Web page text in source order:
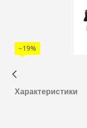
−19%
Характеристики